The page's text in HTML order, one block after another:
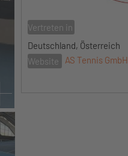
Vertreten in
Deutschland, Österreich
Website
AS Tennis GmbH